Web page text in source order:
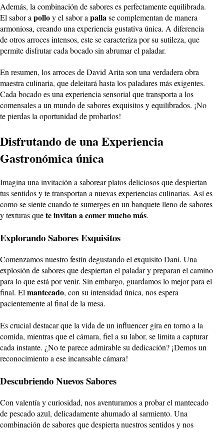
Además, la combinación de sabores es perfectamente equilibrada.
El sabor a polloy el sabor a pallase complementan de manera
armoniosa, creando una experiencia gustativa única. A diferencia
de otros arroces intensos, este se caracteriza por su sutileza, que
permite disfrutar cada bocado sin abrumar el paladar.
En resumen, los arroces de David Arita son una verdadera obra
maestra culinaria, que deleitará hasta los paladares más exigentes.
Cada bocado es una experiencia sensorial que transporta a los
comensales a un mundo de sabores exquisitos y equilibrados. ¡No
te pierdas la oportunidad de probarlos!
Disfrutando de una Experiencia
Gastronómica única
Imagina una invitación a saborear platos deliciosos que despiertan
tus sentidos y te transportan a nuevas experiencias culinarias. Así es
como se siente cuando te sumerges en un banquete lleno de sabores
y texturas quete invitan a comer mucho más.
Explorando Sabores Exquisitos
Comenzamos nuestro festín degustando el exquisito Dani. Una
explosión de sabores que despiertan el paladar y preparan el camino
para lo que está por venir. Sin embargo, guardamos lo mejor para el
final. El mantecado, con su intensidad única, nos espera
pacientemente al final de la mesa.
Es crucial destacar que la vida de un influencer gira en torno a la
comida, mientras que el cámara, fiel a su labor, se limita a capturar
cada instante. ¿No te parece admirable su dedicación? ¡Demos un
reconocimiento a ese incansable cámara!
Descubriendo Nuevos Sabores
Con valentía y curiosidad, nos aventuramos a probar el mantecado
de pescado azul, delicadamente ahumado al sarmiento. Una
combinación de sabores que despierta nuestros sentidos y nos